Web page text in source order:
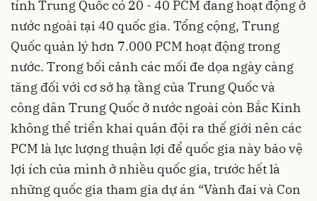
tính Trung Quốc có 20 - 40 PCM đang hoạt động ở
nước ngoài tại 40 quốc gia. Tổng cộng, Trung
Quốc quản lý hơn 7.000 PCM hoạt động trong
nước. Trong bối cảnh các mối đe dọa ngày càng
tăng đối với cơ sở hạ tầng của Trung Quốc và
công dân Trung Quốc ở nước ngoài còn Bắc Kinh
không thể triển khai quân đội ra thế giới nên các
PCM là lực lượng thuận lợi để quốc gia này bảo vệ
lợi ích của mình ở nhiều quốc gia, trước hết là
những quốc gia tham gia dự án “Vành đai và Con